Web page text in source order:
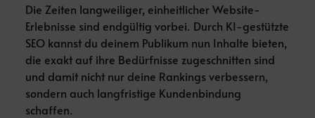
Die Zeiten langweiliger, einheitlicher Website-
Erlebnisse sind endgültig vorbei. Durch KI-gestützte
SEO kannst du deinem Publikum nun Inhalte bieten,
die exakt auf ihre Bedürfnisse zugeschnitten sind
und damit nicht nur deine Rankings verbessern,
sondern auch langfristige Kundenbindung
schaffen.